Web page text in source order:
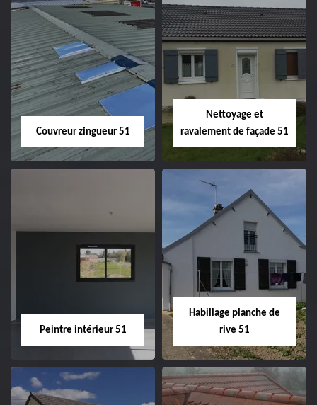
Charpentier 51
Changement de
velux 51
Couvreur zingueur 51
51
Nettoyage et
ravalement de façade 51
Nettoyage et
ravalement de
façade 51
Peintre intérieur 51
Habillage planche de
rive 51